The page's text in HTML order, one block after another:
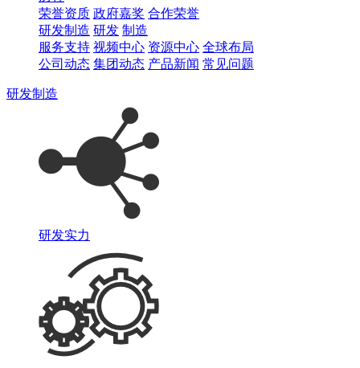
荣誉资质 政府嘉奖 合作荣誉
研发制造 研发 制造
服务支持 视频中心 资源中心 全球布局
公司动态 集团动态 产品新闻 常见问题
研发制造
研发实力